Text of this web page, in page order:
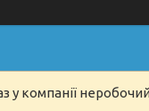
у компанії